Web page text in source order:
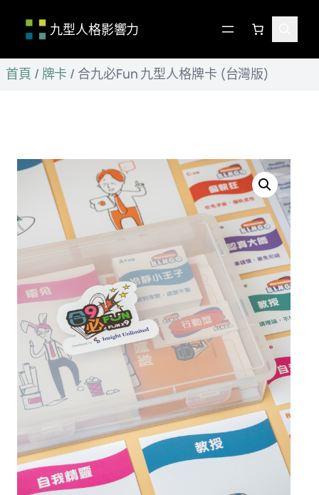
跳
至
九型人格影響力
首頁 / 牌卡 / 合九必Fun 九型人格牌卡 (台灣版)